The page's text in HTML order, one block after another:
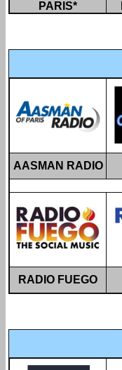
PARIS*
AASMAN RADIO
RADIO FUEGO